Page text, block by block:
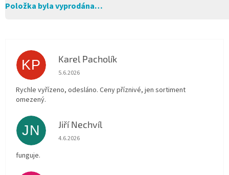
Položka byla vyprodána…
KP Karel Pacholík
Hodnocení obchodu je 4 z 5 hvězdiček.
5.6.2026
Rychle vyřízeno, odesláno. Ceny příznivé, jen sortiment
omezený.
JN Jiří Nechvíl
Hodnocení obchodu je 5 z 5 hvězdiček.
4.6.2026
funguje.